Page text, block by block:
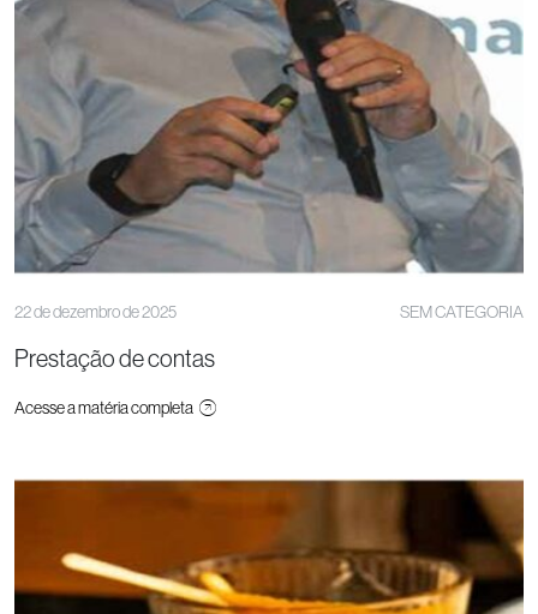
22 de dezembro de 2025 SEM CATEGORIA
Prestação de contas
Acesse a matéria completa